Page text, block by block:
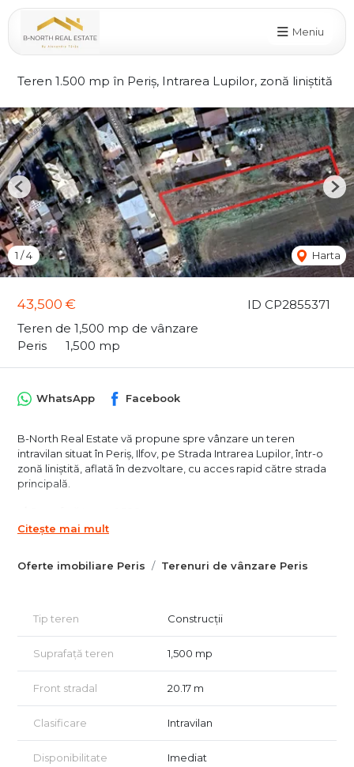
Meniu
Teren 1.500 mp în Periș, Intrarea Lupilor, zonă liniștită
ID CP2855371
43,500 €
Teren de 1,500 mp de vânzare
Peris
1,500 mp
1 /4 Harta
Previous
Oferte imobiliare Peris Terenuri de vânzare Peris
WhatsApp Facebook
B-North Real Estate vă propune spre vânzare un teren
intravilan situat în Periș, Ilfov, pe Strada Intrarea Lupilor, într-o
zonă liniștită, aflată în dezvoltare, cu acces rapid către strada
principală.
📏 Deschidere: 20,17 ml
🏗 Regim: intravilan – ideal pentru construcție locuință
Avantaje:
Zonă aerisită și liniștită, potrivită pentru rezidențial
Deschidere generoasă la stradă
Acces facil către arterele principale
📞 Pentru informații suplimentare și programarea unei
vizionări,
contactați B-North Real Estate – consultanță profesionistă de
Citește mai mult
Tip teren Construcții
Suprafață teren 1,500 mp
Front stradal 20.17 m
Clasificare Intravilan
Disponibilitate Imediat